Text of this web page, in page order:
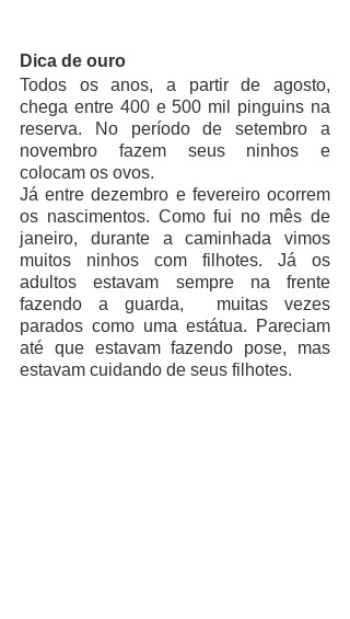
Dica de ouro
Todos os anos, a partir de agosto,
chega entre 400 e 500 mil pinguins na
reserva. No período de setembro a
novembro fazem seus ninhos e
colocam os ovos.
Já entre dezembro e fevereiro ocorrem
os nascimentos. Como fui no mês de
janeiro, durante a caminhada vimos
muitos ninhos com filhotes. Já os
adultos estavam sempre na frente
fazendo a guarda,  muitas vezes
parados como uma estátua. Pareciam
até que estavam fazendo pose, mas
estavam cuidando de seus filhotes.